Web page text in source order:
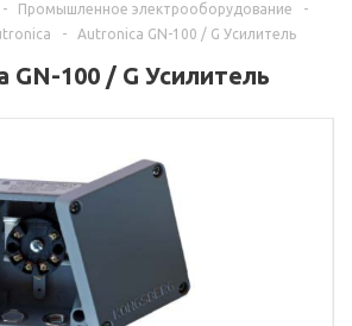
- Промышленное электрооборудование
-
- Autronica GN-100 / G Усилитель
GN-100 / G Усилитель